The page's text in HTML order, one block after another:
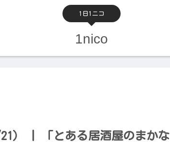
1日1ニコ
1nico
） | 「とある居酒屋のまかな